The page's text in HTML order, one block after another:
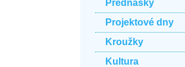
Přednášky
Projektové dny
Kroužky
Kultura